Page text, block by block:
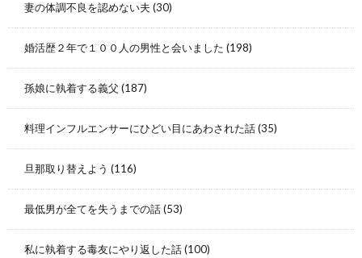
妻の体調不良を認めない夫 (30)
婚活歴２年で１００人の男性と会いました (198)
孫娘に執着する義父 (187)
料理インフルエンサーにひどい目にあわされた話(35)
旦那取り替えよう (116)
最低男が全てを失うまでの話(53)
私に執着する毒友にやり返した話(100)